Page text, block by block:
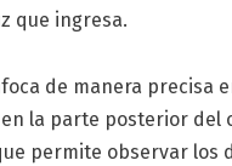
que ingresa.
de manera precisa
la parte posterior del
permite observar los